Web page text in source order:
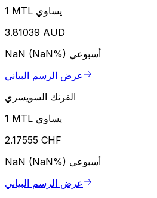
1 MTL يساوي
3.81039 AUD
NaN (NaN%) أسبوعي
عرض الرسم البياني
الفرنك السويسري
1 MTL يساوي
2.17555 CHF
NaN (NaN%) أسبوعي
عرض الرسم البياني